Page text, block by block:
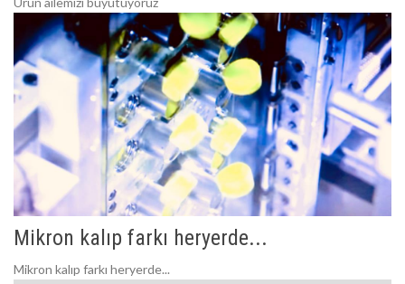
Mikron kalıp farkı heryerde...
Mikron kalıp farkı heryerde...